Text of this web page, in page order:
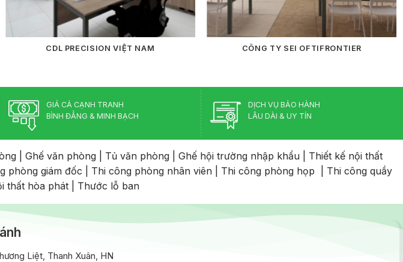
CDL PRECISION VIỆT NAM CÔNG TY SEI OFTIFRONTIER
GIÁ CẢ CẠNH TRANH
BÌNH ĐẲNG & MINH BẠCH
DỊCH VỤ BẢO HÀNH
LÂU DÀI & UY TÍN
Ghế văn phòng Tủ văn phòng Ghế hội trường nhập khẩu
Thiết kế nội thất
phòng giám đốc Thi công phòng nhân viên Thi công phòng họp
Thi công quầy
thất hòa phát Thước lỗ ban
Liệt, Thanh Xuân, HN